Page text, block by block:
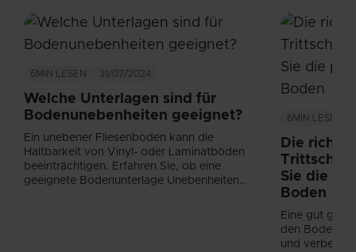
6MIN LESEN 31/07/2024
Welche Unterlagen sind für
Bodenunebenheiten geeignet?
Ein unebener Fliesenboden kann die
Haltbarkeit von Vinyl- oder Laminatböden
beeinträchtigen. Erfahren Sie, ob eine
geeignete Bodenunterlage Unebenheiten
6MIN LESEN
Die
Sie die
Boden
Eine gut
den Boden
und